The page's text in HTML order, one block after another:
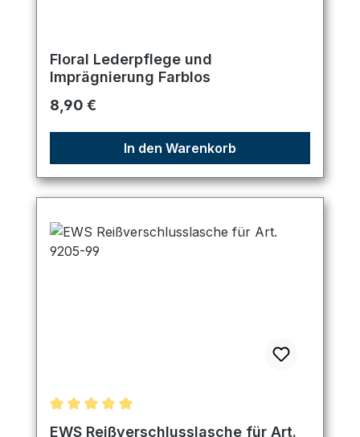
Floral Lederpflege und
Imprägnierung Farblos
Regulärer Preis:
8,90 €
In den Warenkorb
Durchschnittliche Bewertung von 5 von 5 Sternen
EWS Reißverschlusslasche für Art.